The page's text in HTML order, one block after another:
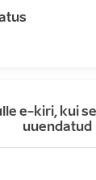
e-kiri, kui
uuendatud